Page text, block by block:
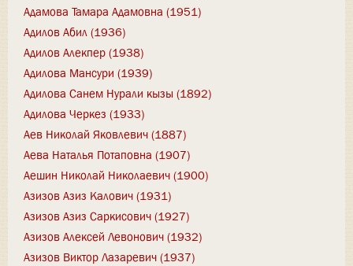
Адамова Тамара Адамовна (1951)
Адилов Абил (1936)
Адилов Алекпер (1938)
Адилова Мансури (1939)
Адилова Санем Нурали кызы (1892)
Адилова Черкез (1933)
Аев Николай Яковлевич (1887)
Аева Наталья Потаповна (1907)
Аешин Николай Николаевич (1900)
Азизов Азиз Калович (1931)
Азизов Азиз Саркисович (1927)
Азизов Алексей Левонович (1932)
Азизов Виктор Лазаревич (1937)